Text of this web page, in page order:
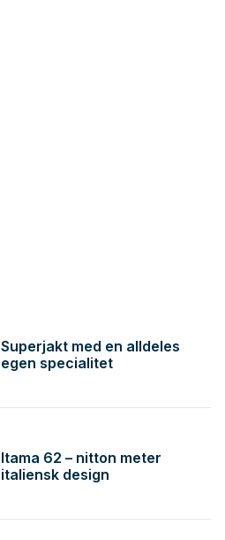
Superjakt med en alldeles
egen specialitet
Itama 62 – nitton meter
italiensk design